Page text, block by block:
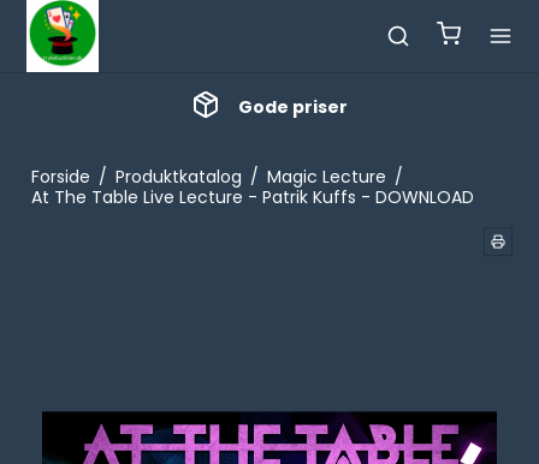
Gode priser
Forside / Produktkatalog / Magic Lecture /
At The Table Live Lecture - Patrik Kuffs - DOWNLOAD